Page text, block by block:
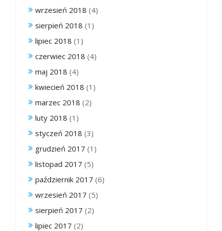
wrzesień 2018 (4)
sierpień 2018 (1)
lipiec 2018 (1)
czerwiec 2018 (4)
maj 2018 (4)
kwiecień 2018 (1)
marzec 2018 (2)
luty 2018 (1)
styczeń 2018 (3)
grudzień 2017 (1)
listopad 2017 (5)
październik 2017 (6)
wrzesień 2017 (5)
sierpień 2017 (2)
lipiec 2017 (2)